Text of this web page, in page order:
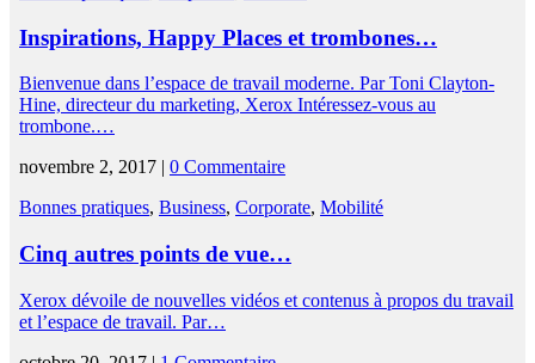
Inspirations, Happy Places et trombones…
Bienvenue dans l’espace de travail moderne. Par Toni Clayton-
Hine, directeur du marketing, Xerox Intéressez-vous au
trombone.…
novembre 2, 2017 | 0 Commentaire
Bonnes pratiques, Business, Corporate, Mobilité
Cinq autres points de vue…
Xerox dévoile de nouvelles vidéos et contenus à propos du travail
et l’espace de travail. Par…